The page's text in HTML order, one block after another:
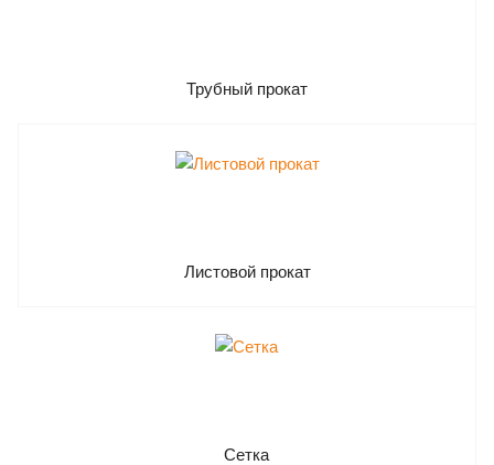
Трубный прокат
Листовой прокат
Сетка